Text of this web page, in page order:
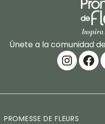
Únete a la comunidad
PROMESSE DE FLEURS